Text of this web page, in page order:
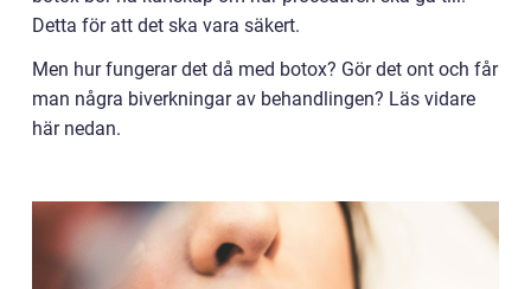
Detta för att det ska vara säkert.
Men hur fungerar det då med botox? Gör det ont och får
man några biverkningar av behandlingen? Läs vidare
här nedan.